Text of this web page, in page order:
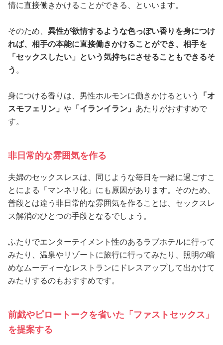
情に直接働きかけることができる、といいます。
そのため、 異性が欲情するような色っぽい香りを身につけ
れば、相手の本能に直接働きかけることができ、相手を
「セックスしたい」という気持ちにさせることもできるそ
う 。
身につける香りは、男性ホルモンに働きかけるという
「オ
スモフェリン」 や 「イランイラン」 あたりがおすすめで
す。
非日常的な雰囲気を作る
夫婦のセックスレスは、同じような毎日を一緒に過ごすこ
とによる「マンネリ化」にも原因があります。そのため、
普段とは違う非日常的な雰囲気を作ることは、セックスレ
ス解消のひとつの手段となるでしょう。
ふたりでエンターテイメント性のあるラブホテルに行って
みたり、温泉やリゾートに旅行に行ってみたり、照明の暗
めなムーディーなレストランにドレスアップして出かけて
みたりするのもおすすめです。
前戯やピロートークを省いた「ファストセックス」
を提案する